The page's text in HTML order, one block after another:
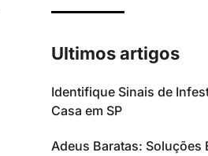
Ultimos artigos
Identifique Sinais de
Casa em SP
Adeus Baratas: Soluções